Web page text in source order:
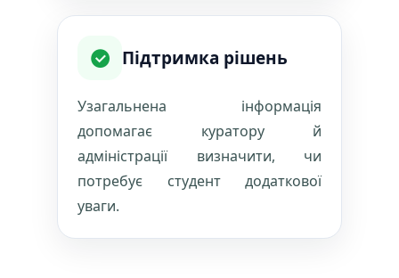
Підтримка рішень
Узагальнена інформація
допомагає куратору й
адміністрації визначити, чи
потребує студент додаткової
уваги.